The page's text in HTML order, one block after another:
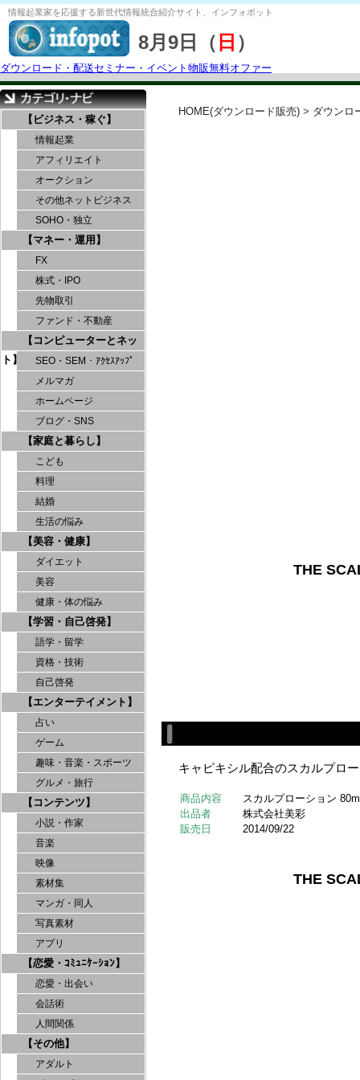
情報起業家を応援する新世代情報統合紹介サイト、 インフォポット
8月9日（ 日 ）
ダウンロード・配送セミナー・イベント 物販無料オファー
【ビジネス・稼ぐ】
情報起業
アフィリエイト
オークション
その他ネットビジネス
SOHO・独立
【マネー・運用】
FX
株式・IPO
先物取引
ファンド・不動産
【コンピューターとネッ
ト】
SEO・SEM・ｱｸｾｽｱｯﾌﾟ
メルマガ
ホームページ
ブログ・SNS
【家庭と暮らし】
こども
料理
結婚
生活の悩み
【美容・健康】
ダイエット
美容
健康・体の悩み
【学習・自己啓発】
語学・留学
資格・技術
自己啓発
【エンターテイメント】
占い
ゲーム
趣味・音楽・スポーツ
グルメ・旅行
【コンテンツ】
小説・作家
音楽
映像
素材集
マンガ・同人
写真素材
アプリ
【恋愛・ｺﾐｭﾆｹｰｼｮﾝ】
恋愛・出会い
会話術
人間関係
【その他】
アダルト
HOME(ダウンロード販売) > ダウンロ
THE
キャピキシル配合のスカルプロ
商品内容
スカルプローション
出品者
株式会社美彩
販売日
2014/09/22
THE